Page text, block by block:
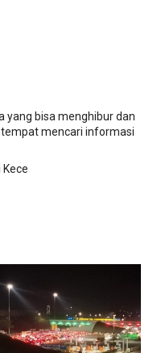
yang bisa menghibur dan
mencari informasi